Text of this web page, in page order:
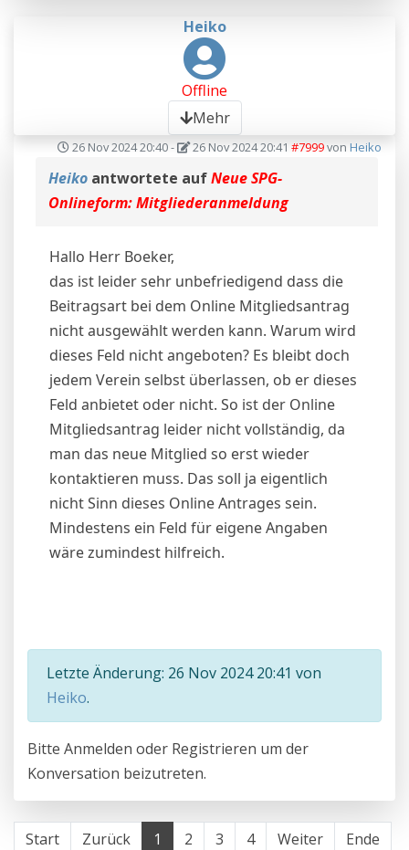
Heiko
Offline
Mehr
26 Nov 2024 20:40- 26 Nov 2024 20:41 #7999von Heiko
Heiko antwortete aufNeue SPG-
Onlineform: Mitgliederanmeldung
Hallo Herr Boeker,
das ist leider sehr unbefriedigend dass die
Beitragsart bei dem Online Mitgliedsantrag
nicht ausgewählt werden kann. Warum wird
dieses Feld nicht angeboten? Es bleibt doch
jedem Verein selbst überlassen, ob er dieses
Feld anbietet oder nicht. So ist der Online
Mitgliedsantrag leider nicht vollständig, da
man das neue Mitglied so erst wieder
kontaktieren muss. Das soll ja eigentlich
nicht Sinn dieses Online Antrages sein.
Mindestens ein Feld für eigene Angaben
wäre zumindest hilfreich.
Letzte Änderung: 26 Nov 2024 20:41 von
Heiko.
Bitte Anmelden oder Registrieren um der
Konversation beizutreten.
Start Zurück 1 2 3 4 Weiter
Ende